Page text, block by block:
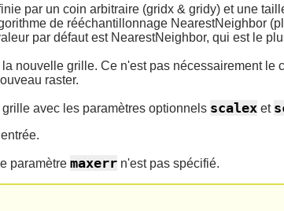
par un coin arbitraire (gridx & gridy) et une
de rééchantillonnage NearestNeighbor
par défaut est NearestNeighbor, qui est le
nouvelle grille. Ce n'est pas nécessairement le
raster.
avec les paramètres optionnels scalex et
paramètre maxerr n'est pas spécifié.